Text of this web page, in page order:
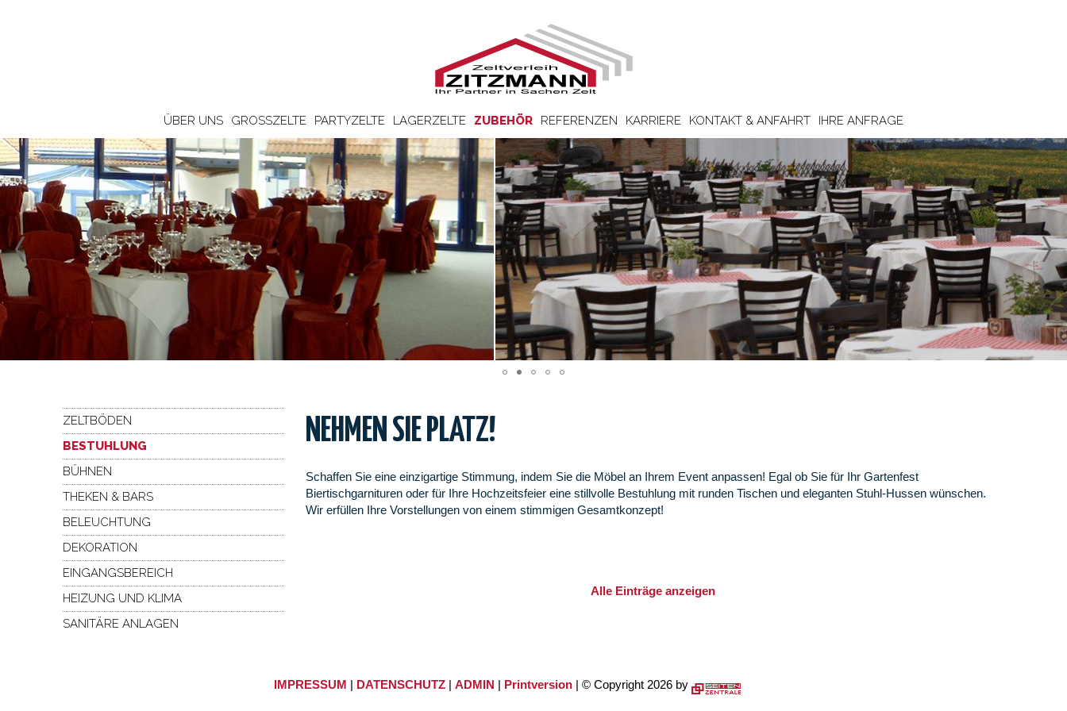
ÜBER UNS GROSSZELTE PARTYZELTE LAGERZELTE ZUBEHÖR REFERENZEN KARRIERE KONTAKT & ANFAHRT IHRE ANFRAGE
ZELTBÖDEN
BESTUHLUNG
BÜHNEN
THEKEN & BARS
BELEUCHTUNG
DEKORATION
EINGANGSBEREICH
HEIZUNG UND KLIMA
SANITÄRE ANLAGEN
NEHMEN SIE PLATZ!
Schaffen Sie eine einzigartige Stimmung, indem Sie die Möbel an Ihrem Event anpassen! Egal ob Sie für Ihr Gartenfest
Biertischgarnituren oder für Ihre Hochzeitsfeier eine stillvolle Bestuhlung mit runden Tischen und eleganten Stuhl-Hussen wünschen.
Wir erfüllen Ihre Vorstellungen von einem stimmigen Gesamtkonzept!
Alle Einträge anzeigen
IMPRESSUM | DATENSCHUTZ| ADMIN | Printversion| © Copyright 2026 by